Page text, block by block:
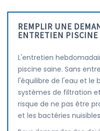
REMPLIR UNE
ENTRETIEN PISCINE
L'entretien
piscine saine. Sans
l'équilibre de l'eau et le
systèmes de filtration
risque de ne pas être
et les bactéries